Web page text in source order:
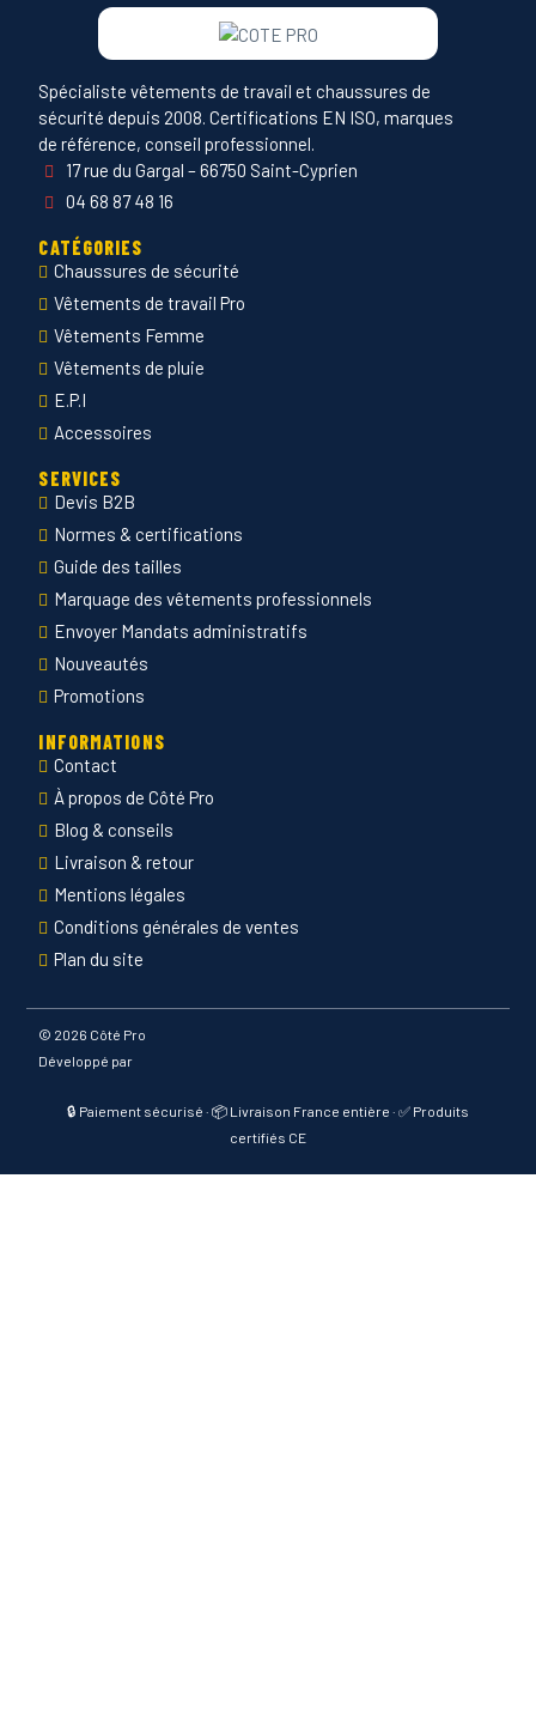
Spécialiste vêtements de travail et chaussures de
sécurité depuis 2008. Certifications EN ISO, marques
de référence, conseil professionnel.
17 rue du Gargal – 66750 Saint-Cyprien
04 68 87 48 16
CATÉGORIES
Chaussures de sécurité
Vêtements de travail Pro
Vêtements Femme
Vêtements de pluie
E.P.I
Accessoires
SERVICES
Devis B2B
Normes & certifications
Guide des tailles
Marquage des vêtements professionnels
Envoyer Mandats administratifs
Nouveautés
Promotions
INFORMATIONS
Contact
À propos de Côté Pro
Blog & conseils
Livraison & retour
Mentions légales
Conditions générales de ventes
Plan du site
© 2026 Côté Pro
Développé par
🔒 Paiement sécurisé · 📦 Livraison France entière · ✅ Produits
certifiés CE